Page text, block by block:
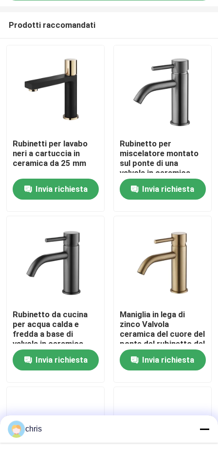
Casa
Prodotti
Fatory Tour
Controllo di qualità
Contattaci
notizie
Rubinetto di lavabo
Rubinetto del miscelatore della doccia
Prodotti raccomandati
Rubinetti per lavabo
neri a cartuccia in
ceramica da 25 mm
Invia richiesta
Rubinetto per
miscelatore montato
sul ponte di una
valvola in ceramica
0460 Rubinetto da
cucina con acqua
calda e fredda con
Invia richiesta
Rubinetto da cucina
per acqua calda e
fredda a base di
valvola in ceramica
Serie 0460 Rubinetto
di miscelazione in lega
di zinco
Invia richiesta
Maniglia in lega di
zinco Valvola
ceramica del cuore del
ponte del rubinetto del
miscelatore di cucina
0460 Invia richiesta
chris